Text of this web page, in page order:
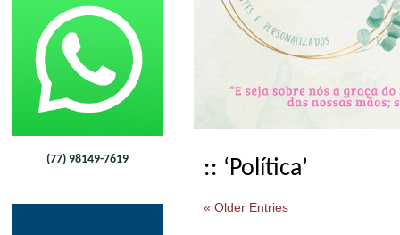
(77) 98149-7619 :: ‘Política’
« Older Entries